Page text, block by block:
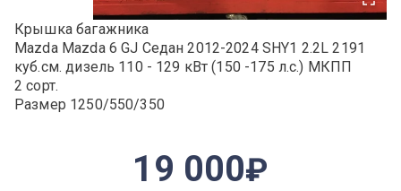
Крышка багажника
Mazda Mazda 6 GJ Седан 2012-2024 SHY1 2.2L 2191
куб.см. дизель 110 - 129 кВт (150 -175 л.с.) МКПП
2 сорт.
Размер 1250/550/350
19 000